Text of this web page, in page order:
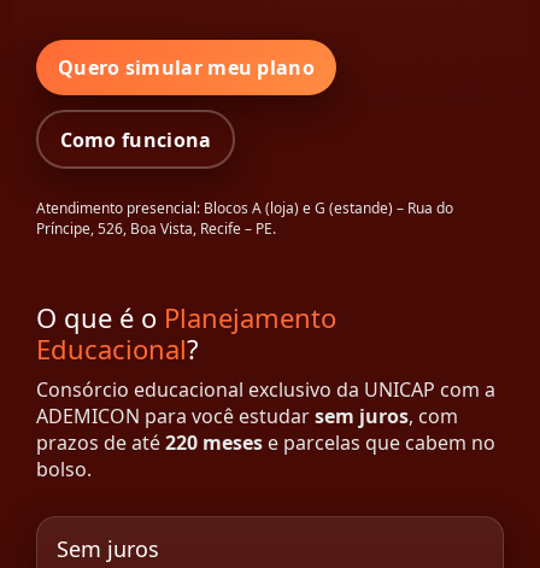
Quero simular meu plano
Como funciona
Atendimento presencial: Blocos A (loja) e G (estande) – Rua do
Príncipe, 526, Boa Vista, Recife – PE.
O que é o Planejamento
Educacional?
Consórcio educacional exclusivo da UNICAP com a
ADEMICON para você estudarsem juros, com
prazos de até220 meses e parcelas que cabem no
bolso.
Sem juros